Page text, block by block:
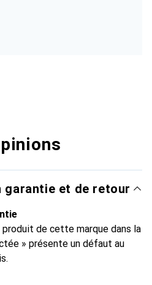
garantie et de retour
produit de cette marque dans la
» présente un défaut au